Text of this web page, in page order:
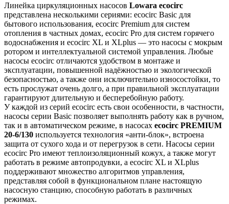
Линейка циркуляционных насосов Lowara ecocirc
представлена несколькими сериями: ecocirc Basic для
бытового использования, ecocirc Premium для систем
отопления в частных домах, ecocirc Pro для систем горячего
водоснабжения и ecocirc XL и XLplus — это насосы с мокрым
ротором и интеллектуальной системой управления. Любые
насосы ecocirc отличаются удобством в монтаже и
эксплуатации, повышенной надёжностью и экологической
безопасностью, а также они исключительно износостойки, то
есть прослужат очень долго, а при правильной эксплуатации
гарантируют длительную и бесперебойную работу.
У каждой из серий ecocirc есть свои особенности, в частности,
насосы серии Basic позволяет выполнять работу как в ручном,
так и в автоматическом режиме, в насосах ecocirc PREMIUM
20-6/130 используется технология «анти-блок», встроена
защита от сухого хода и от перегрузок в сети. Насосы серии
ecocirc Pro имеют теплоизоляционный кожух, а также могут
работать в режиме автопродувки, а ecocirc XL и XLplus
поддерживают множество алгоритмов управления,
представляя собой в функциональном плане настоящую
насосную станцию, способную работать в различных
режимах.